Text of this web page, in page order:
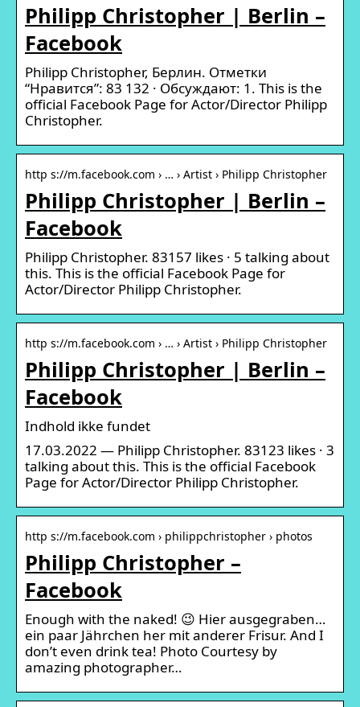
Philipp Christopher | Berlin –
Facebook
Philipp Christopher, Берлин. Отметки
“Нравится”: 83 132 · Обсуждают: 1. This is the
official Facebook Page for Actor/Director Philipp
Christopher.
http s://m.facebook.com › … › Artist › Philipp Christopher
Philipp Christopher | Berlin –
Facebook
Philipp Christopher. 83157 likes · 5 talking about
this. This is the official Facebook Page for
Actor/Director Philipp Christopher.
http s://m.facebook.com › … › Artist › Philipp Christopher
Philipp Christopher | Berlin –
Facebook
Indhold ikke fundet
17.03.2022 — Philipp Christopher. 83123 likes · 3
talking about this. This is the official Facebook
Page for Actor/Director Philipp Christopher.
http s://m.facebook.com › philippchristopher › photos
Philipp Christopher –
Facebook
Enough with the naked! 😉 Hier ausgegraben…
ein paar Jährchen her mit anderer Frisur. And I
don’t even drink tea! Photo Courtesy by
amazing photographer…